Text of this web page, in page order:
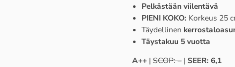
Pelkästään viilentävä
PIENI KOKO: Korkeus 25
Täydellinen
Täystakuu 5 vuotta
A++ | SCOP: – | SEER: 6,1